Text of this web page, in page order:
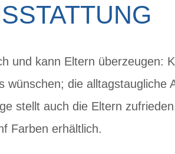
und kann Eltern überzeugen:
wünschen; die alltagstaugliche
stellt auch die Eltern
Farben erhältlich.